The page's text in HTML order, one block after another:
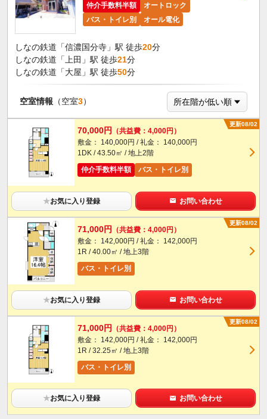
仲介手数料半額
オートロック
バス・トイレ別
オール電化
しなの鉄道「信濃国分寺」駅 徒歩20分
しなの鉄道「上田」駅 徒歩21分
しなの鉄道「大屋」駅 徒歩50分
空室情報 （空室3）
更新08/02
70,000円
（共益費：4,000円）
敷金： 140,000円 / 礼金： 140,000円
1DK / 43.50㎡ / 地上2階
仲介手数料半額
バス・トイレ別
★お気に入り登録 お問い合わせ
更新08/02
71,000円
（共益費：4,000円）
敷金： 142,000円 / 礼金： 142,000円
1R / 40.00㎡ / 地上3階
バス・トイレ別
★お気に入り登録 お問い合わせ
更新08/02
71,000円
（共益費：4,000円）
敷金： 142,000円 / 礼金： 142,000円
1R / 32.25㎡ / 地上3階
バス・トイレ別
★お気に入り登録 お問い合わせ